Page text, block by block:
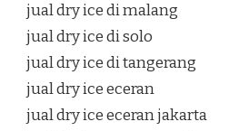
jual dry ice di malang
jual dry ice di solo
jual dry ice di tangerang
jual dry ice eceran
jual dry ice eceran jakarta